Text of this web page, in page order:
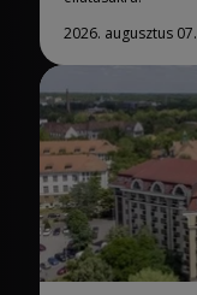
2026. augusztus 07.